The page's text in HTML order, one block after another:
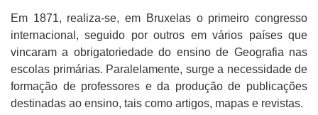
Em 1871, realiza-se, em Bruxelas o primeiro congresso
internacional, seguido por outros em vários países que
vincaram a obrigatoriedade do ensino de Geografia nas
escolas primárias. Paralelamente, surge a necessidade de
formação de professores e da produção de publicações
destinadas ao ensino, tais como artigos, mapas e revistas.